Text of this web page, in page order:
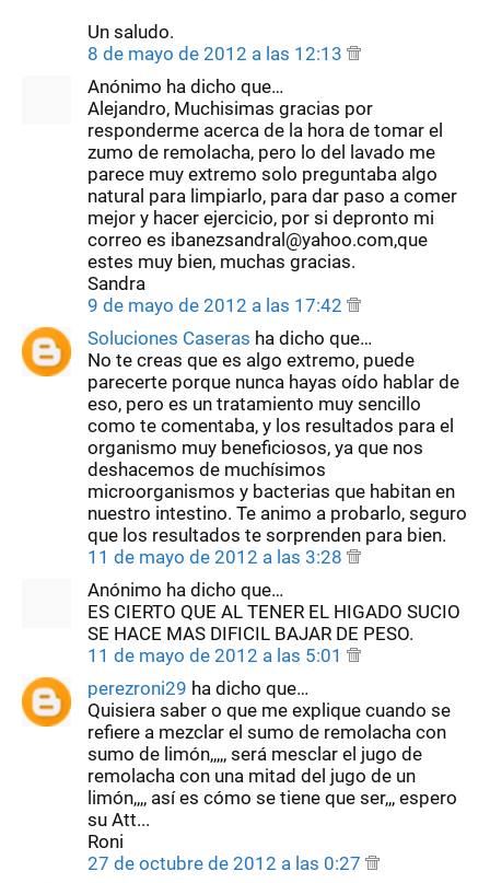
Un saludo.
8 de mayo de 2012 a las 12:13
Anónimo ha dicho que…
Alejandro, Muchisimas gracias por
responderme acerca de la hora de tomar el
zumo de remolacha, pero lo del lavado me
parece muy extremo solo preguntaba algo
natural para limpiarlo, para dar paso a comer
mejor y hacer ejercicio, por si depronto mi
correo es ibanezsandral@yahoo.com,que
estes muy bien, muchas gracias.
Sandra
9 de mayo de 2012 a las 17:42
Soluciones Caseras ha dicho que…
No te creas que es algo extremo, puede
parecerte porque nunca hayas oído hablar de
eso, pero es un tratamiento muy sencillo
como te comentaba, y los resultados para el
organismo muy beneficiosos, ya que nos
deshacemos de muchísimos
microorganismos y bacterias que habitan en
nuestro intestino. Te animo a probarlo, seguro
que los resultados te sorprenden para bien.
11 de mayo de 2012 a las 3:28
Anónimo ha dicho que…
ES CIERTO QUE AL TENER EL HIGADO SUCIO
SE HACE MAS DIFICIL BAJAR DE PESO.
11 de mayo de 2012 a las 5:01
perezroni29 ha dicho que…
Quisiera saber o que me explique cuando se
refiere a mezclar el sumo de remolacha con
sumo de limón,,,,, será mesclar el jugo de
remolacha con una mitad del jugo de un
limón,,,, así es cómo se tiene que ser,,, espero
su Att...
Roni
27 de octubre de 2012 a las 0:27